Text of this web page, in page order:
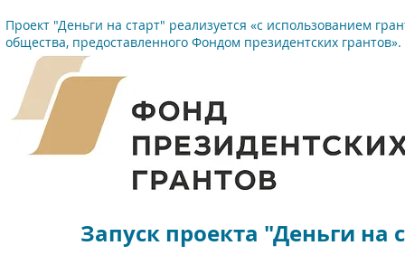
Проект "Деньги на старт" реализуется «с использованием
общества, предоставленного Фондом президентских грантов».
Запуск проекта "Деньги на